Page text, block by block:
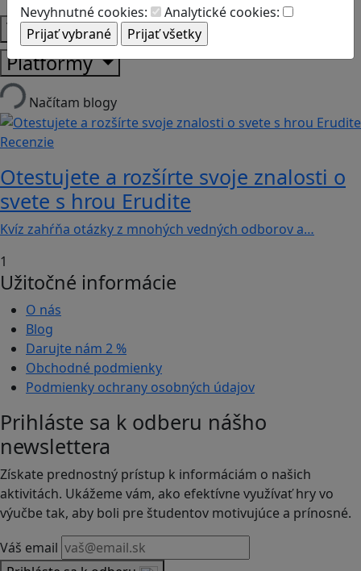
Nevyhnutné cookies:
Analytické cookies:
Témy
Platformy
Načítam blogy
Recenzie
Otestujete a rozšírte svoje znalosti o
svete s hrou Erudite
Kvíz zahŕňa otázky z mnohých vedných odborov a…
1
Užitočné informácie
O nás
Blog
Darujte nám 2 %
Obchodné podmienky
Podmienky ochrany osobných údajov
Prihláste sa k odberu nášho
newslettera
Získate prednostný prístup k informáciám o našich
aktivitách. Ukážeme vám, ako efektívne využívať hry vo
výučbe tak, aby boli pre študentov motivujúce a prínosné.
Váš email